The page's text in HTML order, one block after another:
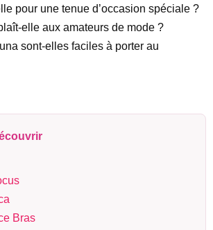
pour une tenue d’occasion spéciale ?
elle aux amateurs de mode ?
sont-elles faciles à porter au
Bras